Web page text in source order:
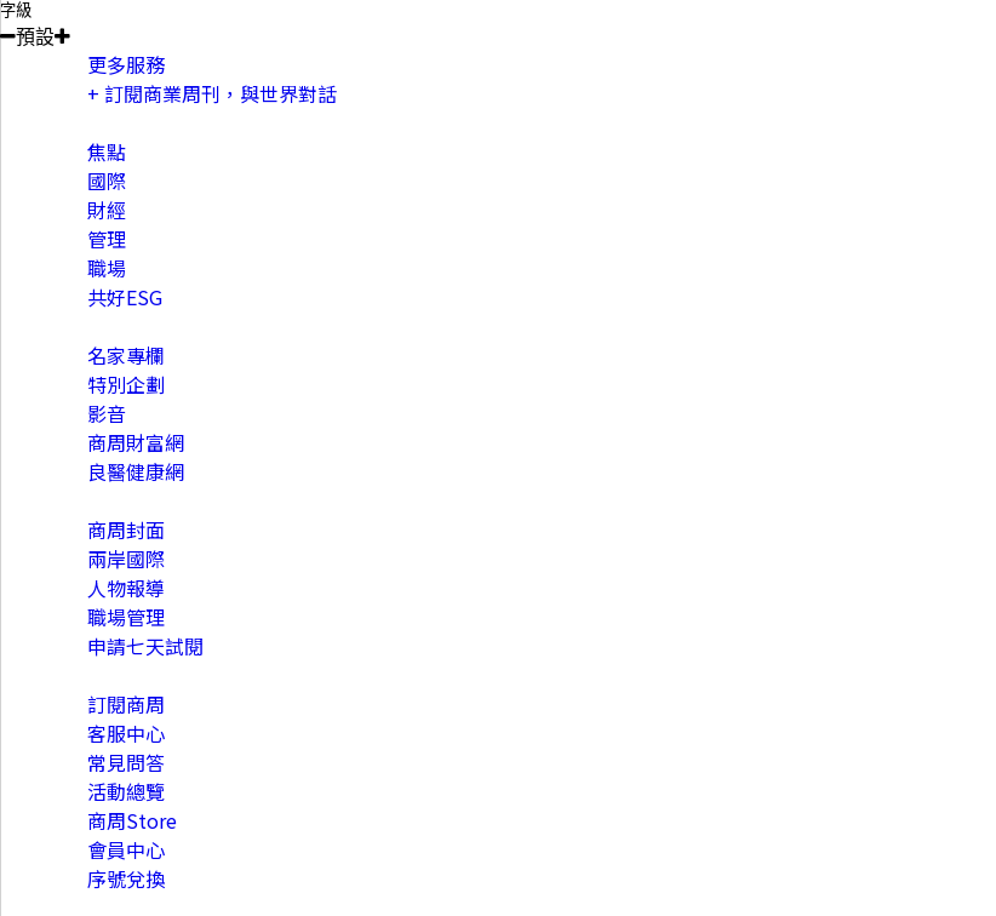
字級
預設
更多服務
+ 訂閱商業周刊，與世界對話
焦點
國際
財經
管理
職場
共好ESG
名家專欄
特別企劃
影音
商周財富網
良醫健康網
商周封面
兩岸國際
人物報導
職場管理
申請七天試閱
訂閱商周
客服中心
常見問答
活動總覽
商周Store
會員中心
序號兌換